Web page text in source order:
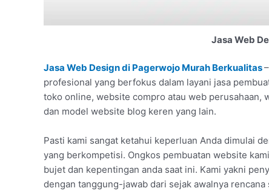
Jasa Web
Jasa Web Design di Pagerwojo Murah Berkualitas
profesional yang berfokus dalam layani jasa
toko online, website compro atau web perusahaan,
dan model website blog keren yang lain.
Pasti kami sangat ketahui keperluan Anda dimulai
yang berkompetisi. Ongkos pembuatan website
bujet dan kepentingan anda saat ini. Kami yakni
dengan tanggung-jawab dari sejak awalnya rencana